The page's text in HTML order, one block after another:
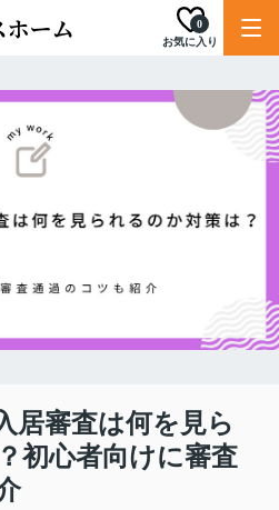
お気に入り
0
居審査は何を見ら
初心者向けに審査